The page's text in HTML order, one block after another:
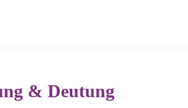
& Deutung